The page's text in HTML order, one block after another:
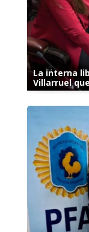
La interna
Villarruel